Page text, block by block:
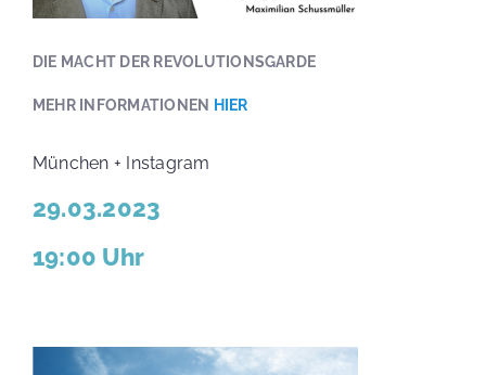
DIE MACHT DER REVOLUTIONSGARDE
MEHR INFORMATIONEN HIER
München + Instagram
29.03.2023
19:00 Uhr